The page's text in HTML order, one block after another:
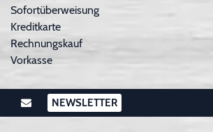
Sofortüberweisung
Kreditkarte
Rechnungskauf
Vorkasse
NEWSLETTER